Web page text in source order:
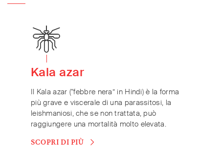
Kala azar
Il Kala azar (“febbre nera” in Hindi) è la forma
più grave e viscerale di una parassitosi, la
leishmaniosi, che se non trattata, può
raggiungere una mortalità molto elevata.
SCOPRI DI PIÙ